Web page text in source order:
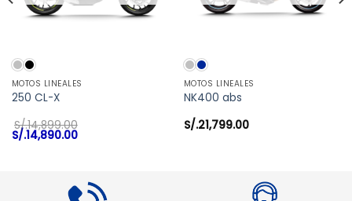
MOTOS LINEALES
250 CL-X
S/.14,899.00
El
precio
S/.14,890.00El
MOTOS LINEALES
NK400 abs
S/.21,799.00